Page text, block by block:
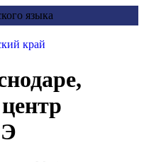
край